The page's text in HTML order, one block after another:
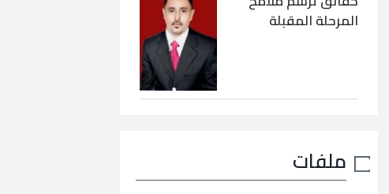
المرحلة المقبلة
ملفات